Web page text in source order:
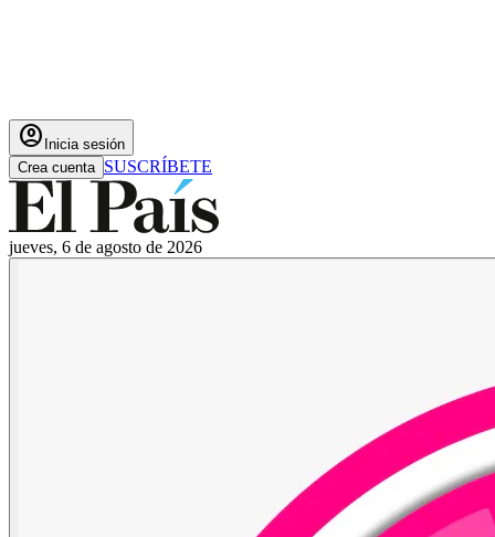
account_circle Inicia sesión
Crea cuenta SUSCRÍBETE
jueves, 6 de agosto de 2026